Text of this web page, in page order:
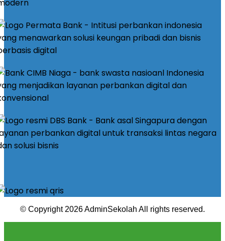
© Copyright 2026 AdminSekolah All rights reserved.